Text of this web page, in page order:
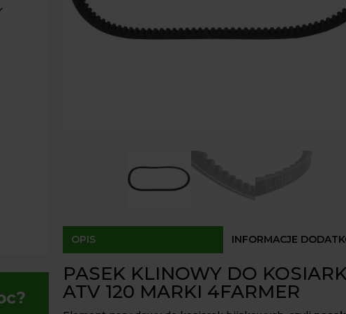
OPIS INFORMACJE
PASEK KLINOWY DO
ATV 120 MARKI 4FARMER